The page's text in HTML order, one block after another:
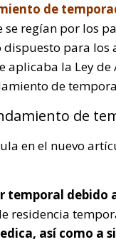
de
regían por los
para los
aplicaba la Ley
de
de
en el nuevo
temporal debido
residencia
así como a